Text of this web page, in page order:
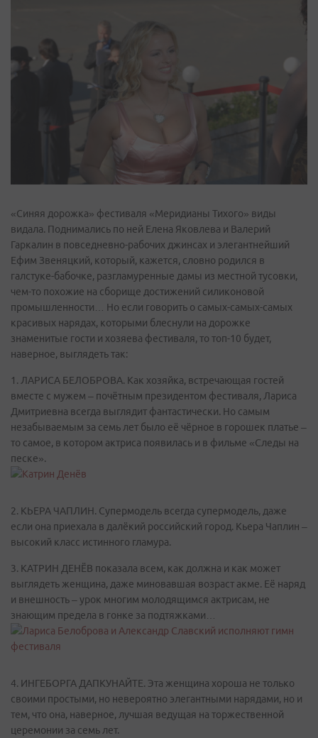
«Синяя дорожка» фестиваля «Меридианы Тихого» виды
видала. Поднимались по ней Елена Яковлева и Валерий
Гаркалин в повседневно-рабочих джинсах и элегантнейший
Ефим Звеняцкий, который, кажется, словно родился в
галстуке-бабочке, разгламуренные дамы из местной тусовки,
чем-то похожие на сборище достижений силиконовой
промышленности… Но если говорить о самых-самых-самых
красивых нарядах, которыми блеснули на дорожке
знаменитые гости и хозяева фестиваля, то топ-10 будет,
наверное, выглядеть так:
1. ЛАРИСА БЕЛОБРОВА. Как хозяйка, встречающая гостей
вместе с мужем – почётным президентом фестиваля, Лариса
Дмитриевна всегда выглядит фантастически. Но самым
незабываемым за семь лет было её чёрное в горошек платье –
то самое, в котором актриса появилась и в фильме «Следы на
песке».
2. КЬЕРА ЧАПЛИН. Супермодель всегда супермодель, даже
если она приехала в далёкий российский город. Кьера Чаплин –
высокий класс истинного гламура.
3. КАТРИН ДЕНЁВ показала всем, как должна и как может
выглядеть женщина, даже миновавшая возраст акме. Её наряд
и внешность – урок многим молодящимся актрисам, не
знающим предела в гонке за подтяжками…
4. ИНГЕБОРГА ДАПКУНАЙТЕ. Эта женщина хороша не только
своими простыми, но невероятно элегантными нарядами, но и
тем, что она, наверное, лучшая ведущая на торжественной
церемонии за семь лет.